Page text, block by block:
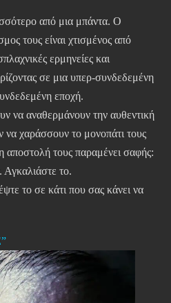
από μια μπάντα. Ο
τους είναι χτισμένος από
ερμηνείες και
σε μια υπερ-συνδεδεμένη
εποχή.
να αναθερμάνουν την αυθεντική
χαράσσουν το μονοπάτι τους
αποστολή τους παραμένει σαφής:
το.
το σε κάτι που σας κάνει να